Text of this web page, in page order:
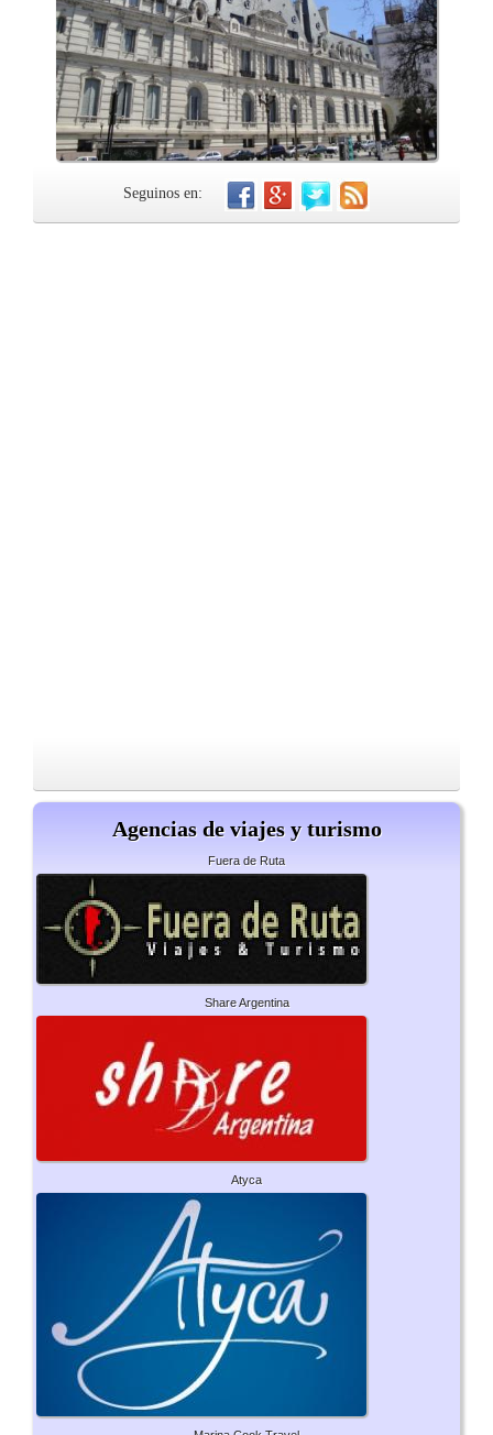
Seguinos en:
Agencias de viajes y turismo
Fuera de Ruta
Share Argentina
Atyca